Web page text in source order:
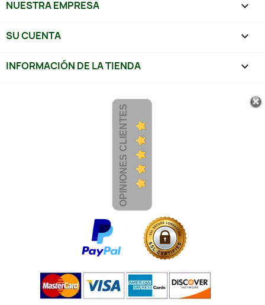
NUESTRA EMPRESA 
SU CUENTA 
INFORMACIÓN DE LA TIENDA keyboard_arrow_down
OPINIONES CLIENTES